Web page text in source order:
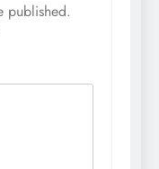
published.